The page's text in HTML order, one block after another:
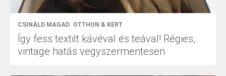
CSINÁLD MAGAD OTTHON & KERT
Így fess textilt kávéval és teával! Régies,
vintage hatás vegyszermentesen